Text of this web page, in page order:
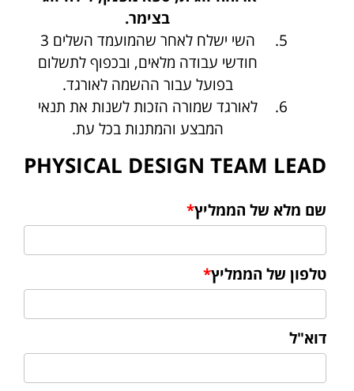
בצימר.
השי ישלח לאחר שהמועמד השלים 3
חודשי עבודה מלאים, ובכפוף לתשלום
בפועל עבור ההשמה לאורגד.
לאורגד שמורה הזכות לשנות את תנאי
המבצע והמתנות בכל עת.
PHYSICAL DESIGN TEAM LEAD
שם מלא של הממליץ*
טלפון של הממליץ*
דוא"ל